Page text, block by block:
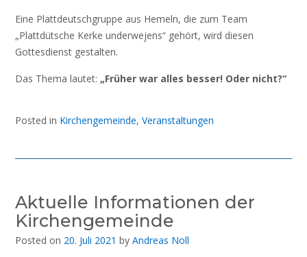
Eine Plattdeutschgruppe aus Hemeln, die zum Team
„Plattdütsche Kerke underwejens“ gehört, wird diesen
Gottesdienst gestalten.
Das Thema lautet: „Früher war alles besser! Oder nicht?“
Posted in Kirchengemeinde, Veranstaltungen
Aktuelle Informationen der
Kirchengemeinde
Posted on 20. Juli 2021 by Andreas Noll